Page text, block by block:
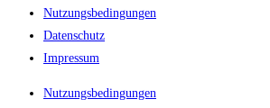
Nutzungsbedingungen
Datenschutz
Impressum
Nutzungsbedingungen